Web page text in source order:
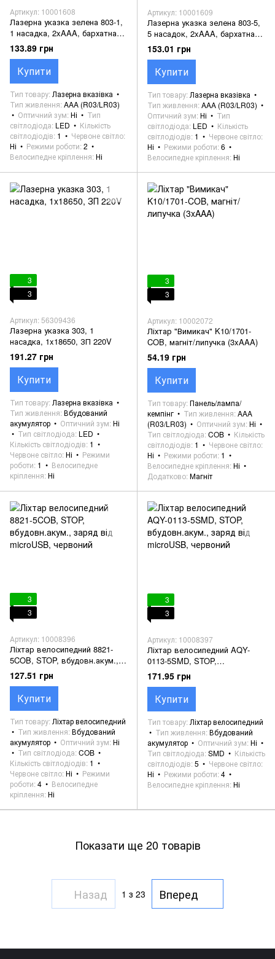
Артикул: 10001608
Лазерна указка зелена 803-1,
1 насадка, 2xAAA, бархатная
упаковка
133.89 грн
Купити
Тип товару Лазерна вказівка
Тип живлення AAA (R03/LR03)
Оптичний зум Ні
Тип
світлодіода LED
Кількість
світлодіодів 1
Червоне світло
Ні
Режими роботи 2
Велосипедне кріплення Ні
Артикул: 10001609
Лазерна указка зелена 803-5,
5 насадок, 2xAAA, бархатная
коробка
153.01 грн
Купити
Тип товару Лазерна вказівка
Тип живлення AAA (R03/LR03)
Оптичний зум Ні
Тип
світлодіода LED
Кількість
світлодіодів 1
Червоне світло
Ні
Режими роботи 6
Велосипедне кріплення Ні
3
3
Артикул: 56309436
Лазерна указка 303, 1
насадка, 1x18650, ЗП 220V
191.27 грн
Купити
Тип товару Лазерна вказівка
Тип живлення Вбудований
акумулятор
Оптичний зум Ні
Тип світлодіода LED
Кількість світлодіодів 1
Червоне світло Ні
Режими
роботи 1
Велосипедне
кріплення Ні
3
3
Артикул: 10002072
Ліхтар "Вимикач" K10/1701-
COB, магніт/липучка (3xAAA)
54.19 грн
Купити
Тип товару Панель/лампа/
кемпінг
Тип живлення AAA
(R03/LR03)
Оптичний зум Ні
Тип світлодіода COB
Кількість
світлодіодів 1
Червоне світло
Ні
Режими роботи 1
Велосипедне кріплення Ні
Додатково Магніт
3
3
Артикул: 10008396
Ліхтар велосипедний 8821-
5COB, STOP, вбудовн.акум.,
заряд від microUSB, червоний
127.51 грн
Купити
Тип товару Ліхтар велосипедний
Тип живлення Вбудований
акумулятор
Оптичний зум Ні
Тип світлодіода COB
Кількість світлодіодів 1
Червоне світло Ні
Режими
роботи 4
Велосипедне
кріплення Ні
3
3
Артикул: 10008397
Ліхтар велосипедний AQY-
0113-5SMD, STOP,
вбудовн.акум., заряд від
microUSB, червоний
171.95 грн
Купити
Тип товару Ліхтар велосипедний
Тип живлення Вбудований
акумулятор
Оптичний зум Ні
Тип світлодіода SMD
Кількість
світлодіодів 5
Червоне світло
Ні
Режими роботи 4
Велосипедне кріплення Ні
Показати ще 20 товарів
Назад 1 з 23 Вперед